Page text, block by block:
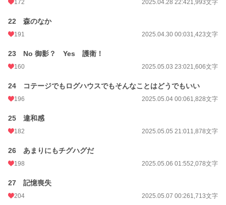
172 2025.04.28 22:421,993文字
22 森のなか
191 2025.04.30 00:031,423文字
23 No 御影？ Yes 護衛！
160 2025.05.03 23:021,606文字
24 コテージでもログハウスでもそんなことはどうでもいい
196 2025.05.04 00:061,828文字
25 違和感
182 2025.05.05 21:011,878文字
26 あまりにもチグハグだ
198 2025.05.06 01:552,078文字
27 記憶喪失
204 2025.05.07 00:261,713文字